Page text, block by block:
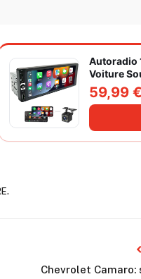
Autoradio
Voiture
Caméra de
59,99 €
Chevrolet